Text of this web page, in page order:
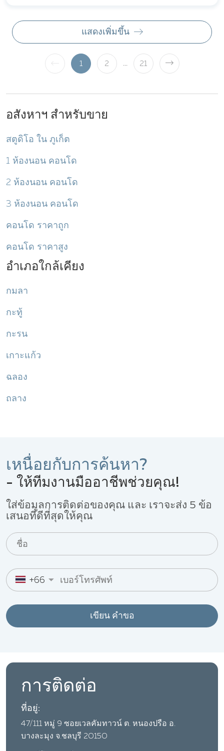
แสดงเพิ่มขึ้น
1 2 ... 21
อสังหาฯ สำหรับขาย
สตูดิโอ ใน ภูเก็ต
1 ห้องนอน คอนโด
2 ห้องนอน คอนโด
3 ห้องนอน คอนโด
คอนโด ราคาถูก
คอนโด ราคาสูง
อำเภอใกล้เคียง
กมลา
กะทู้
กะรน
เกาะแก้ว
ฉลอง
ถลาง
เหนื่อยกับการค้นหา?
- ให้ทีมงานมืออาชีพช่วยคุณ!
ใส่ข้อมูลการติดต่อของคุณ และ เราจะส่ง 5 ข้อ
เสนอที่ดีที่สุดให้คุณ
+66
เขียน คำขอ
การติดต่อ
ที่อยู่:
47/111 หมู่ 9 ซอยเวลคัมทาวน์ ต. หนองปรือ อ.
บางละมุง จ.ชลบุรี 20150